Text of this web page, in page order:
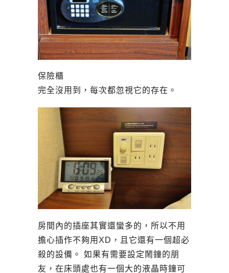
保險櫃
完全沒用到，每次都忽視它的存在。
房間內的插座其實還蠻多的，所以不用
擔心插作不夠用XD，且它還有一個超必
殺的設備。 如果有需要設定鬧鐘的朋
友，在床頭處也有一個大的液晶時鐘可